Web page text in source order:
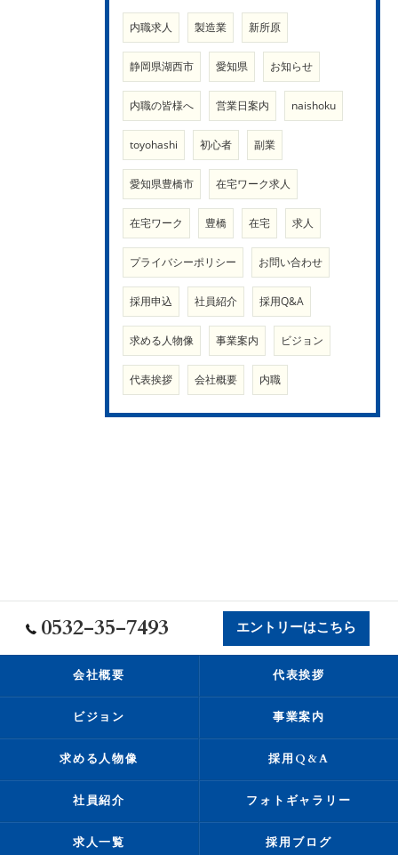
内職求人 製造業 新所原
静岡県湖西市 愛知県 お知らせ
内職の皆様へ 営業日案内 naishoku
toyohashi 初心者 副業
愛知県豊橋市 在宅ワーク求人
在宅ワーク 豊橋 在宅 求人
プライバシーポリシー お問い合わせ
採用申込 社員紹介 採用Q&A
求める人物像 事業案内 ビジョン
代表挨拶 会社概要 内職
0532-35-7493 エントリーはこちら
会社概要 代表挨拶
ビジョン 事業案内
求める人物像 採用Q&A
社員紹介 フォトギャラリー
求人一覧 採用ブログ